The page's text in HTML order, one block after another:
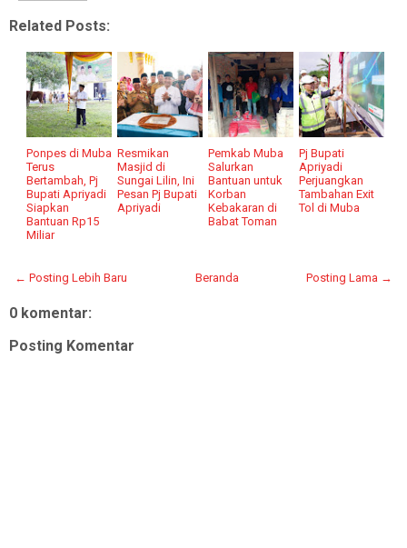
Related Posts:
Ponpes di Muba
Terus
Bertambah, Pj
Bupati Apriyadi
Siapkan
Bantuan Rp15
Miliar
Resmikan
Masjid di
Sungai Lilin, Ini
Pesan Pj Bupati
Apriyadi
Pemkab Muba
Salurkan
Bantuan untuk
Korban
Kebakaran di
Babat Toman
Pj Bupati
Apriyadi
Perjuangkan
Tambahan Exit
Tol di Muba
← Posting Lebih Baru Posting Lama →
Beranda
0 komentar:
Posting Komentar